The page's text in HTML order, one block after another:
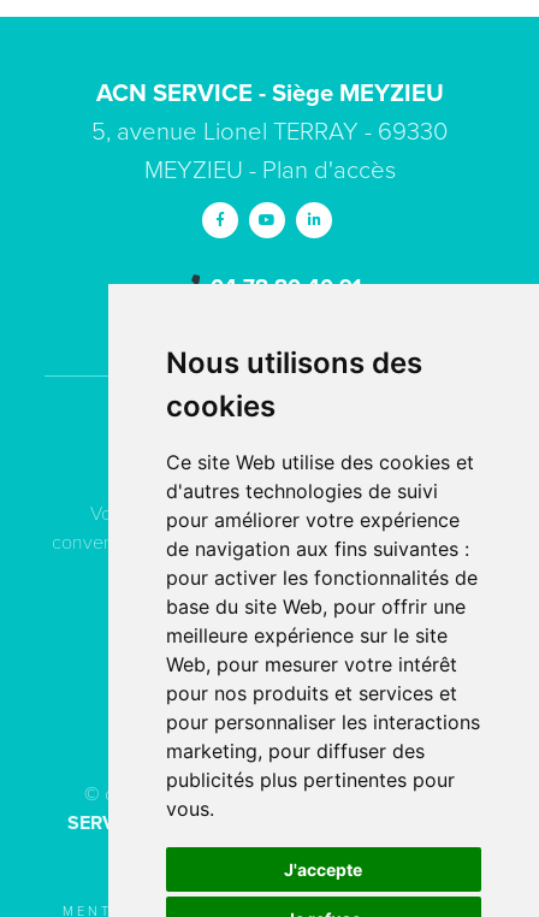
Nous utilisons des
cookies
Ce site Web utilise des cookies et
d'autres technologies de suivi
pour améliorer votre expérience
de navigation aux fins suivantes :
pour activer les fonctionnalités de
base du site Web, pour offrir une
meilleure expérience sur le site
Web, pour mesurer votre intérêt
pour nos produits et services et
pour personnaliser les interactions
marketing, pour diffuser des
publicités plus pertinentes pour
vous.
J'accepte
ACN SERVICE - Siège MEYZIEU
5, avenue Lionel TERRAY - 69330
MEYZIEU - Plan d'accès
04 78 80 40 91
Contactez
ACN Service
Vous pouvez contacter ACN Service à votre
convenance, soit par téléphone, soit par email, soit en
remplissant le formulaire de contact.
04 78 80 40 91
PAR EMAIL
© copyright 2026 - Tous droits réservésACN
SERVICE
Création de site internet
l’agence digitale SERCO POINTWEB
MENTIONS LÉGALES UTILISATION DES